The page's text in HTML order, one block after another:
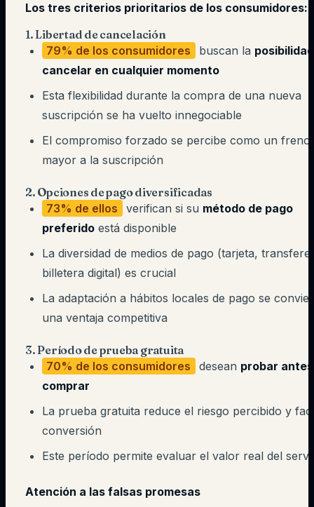
Los tres criterios prioritarios de los consumidores:
1. Libertad de cancelación
79% de los consumidores
buscan la
cancelar en cualquier momento
Esta flexibilidad durante la compra de una nueva
suscripción se ha vuelto innegociable
El compromiso forzado se percibe como un freno
mayor a la suscripción
2. Opciones de pago diversificadas
73% de ellos
verifican si su método de pago
preferido está disponible
La diversidad de medios de pago (tarjeta,
billetera digital) es crucial
La adaptación a hábitos locales de pago se
una ventaja competitiva
3. Período de prueba gratuita
70% de los consumidores
desean probar
comprar
La prueba gratuita reduce el riesgo percibido y
conversión
Este período permite evaluar el valor real del
Atención a las falsas promesas